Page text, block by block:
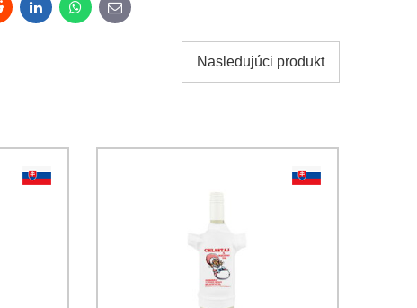
Ochrany osobných údajovspoločnosti Bomba s.r.o.
Odoslať
LinkedInWhatsApp
E-
mail
Nasledujúci produkt